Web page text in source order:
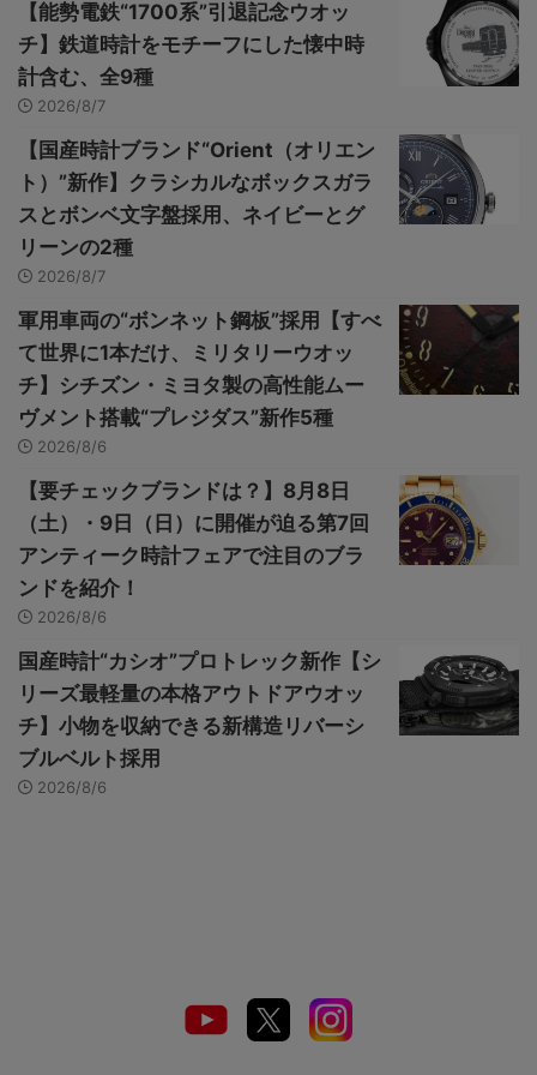
【能勢電鉄“1700系”引退記念ウオッ
チ】鉄道時計をモチーフにした懐中時
計含む、全9種
2026/8/7
【国産時計ブランド“Orient（オリエン
ト）”新作】クラシカルなボックスガラ
スとボンベ文字盤採用、ネイビーとグ
リーンの2種
2026/8/7
軍用車両の“ボンネット鋼板”採用【すべ
て世界に1本だけ、ミリタリーウオッ
チ】シチズン・ミヨタ製の高性能ムー
ヴメント搭載“プレジダス”新作5種
2026/8/6
【要チェックブランドは？】8月8日
（土）・9日（日）に開催が迫る第7回
アンティーク時計フェアで注目のブラ
ンドを紹介！
2026/8/6
国産時計“カシオ”プロトレック新作【シ
リーズ最軽量の本格アウトドアウオッ
チ】小物を収納できる新構造リバーシ
ブルベルト採用
2026/8/6